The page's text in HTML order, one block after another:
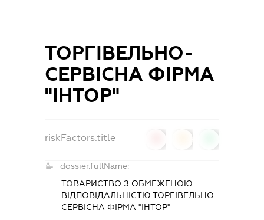
ТОРГІВЕЛЬНО-
СЕРВІСНА ФІРМА
"ІНТОР"
riskFactors.title
dossier.fullName:
ТОВАРИСТВО З ОБМЕЖЕНОЮ
ВІДПОВІДАЛЬНІСТЮ ТОРГІВЕЛЬНО-
СЕРВІСНА ФІРМА "ІНТОР"